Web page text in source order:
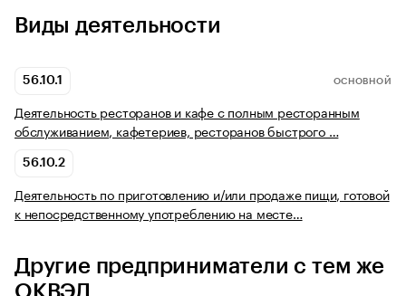
Виды деятельности
56.10.1 ОСНОВНОЙ
Деятельность ресторанов и кафе с полным ресторанным
обслуживанием, кафетериев, ресторанов быстрого …
56.10.2
Деятельность по приготовлению и/или продаже пищи, готовой
к непосредственному употреблению на месте…
Другие предприниматели с тем же